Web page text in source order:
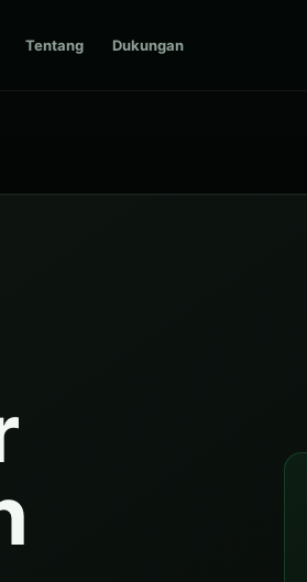
Tentang Dukungan